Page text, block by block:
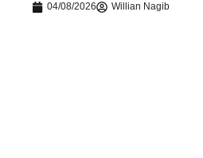
04/08/2026 Willian Nagib